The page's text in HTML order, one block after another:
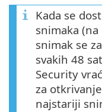
Kada se
snimaka
snimak se
svakih 48
Security
za
najstariji